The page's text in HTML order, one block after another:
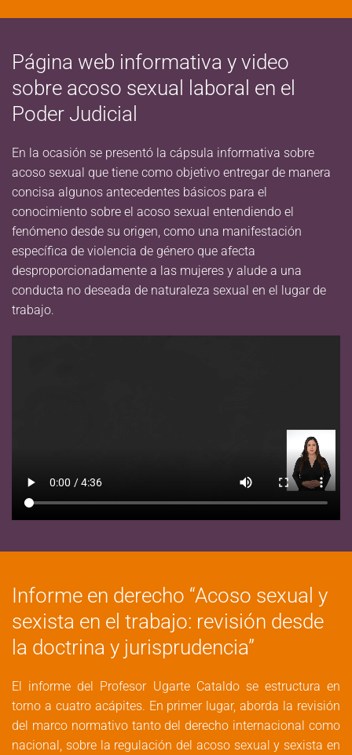
Página web informativa y video
sobre acoso sexual laboral en el
Poder Judicial
En la ocasión se presentó la cápsula informativa sobre
acoso sexual que tiene como objetivo entregar de manera
concisa algunos antecedentes básicos para el
conocimiento sobre el acoso sexual entendiendo el
fenómeno desde su origen, como una manifestación
específica de violencia de género que afecta
desproporcionadamente a las mujeres y alude a una
conducta no deseada de naturaleza sexual en el lugar de
trabajo.
Informe en derecho “Acoso sexual y
sexista en el trabajo: revisión desde
la doctrina y jurisprudencia”
El informe del Profesor Ugarte Cataldo se estructura en
torno a cuatro acápites. En primer lugar, aborda la revisión
del marco normativo tanto del derecho internacional como
nacional, sobre la regulación del acoso sexual y sexista en